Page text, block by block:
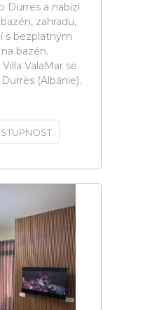
Durrës a nabízí
zahradu,
s bezplatným
bazén.
ValaMar se
(Albánie).